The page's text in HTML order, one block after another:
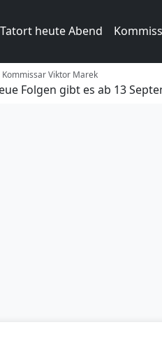
Tatort heute Abend
Kommissar Viktor Marek
Folgen gibt es ab 13